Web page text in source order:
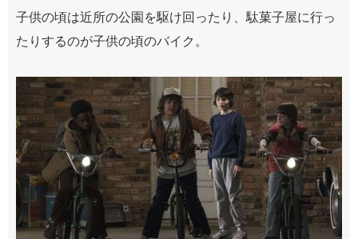
子供の頃は近所の公園を駆け回ったり、駄菓子屋に行っ
たりするのが子供の頃のバイク。